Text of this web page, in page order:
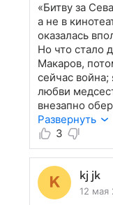
«Битву за
а не в
оказалась
Но что стало
Макаров,
сейчас война;
любви
внезапно
и казавшийся
настоящему
важную роль
выстояла, не
Развернуть
3
kj jk
12 мая